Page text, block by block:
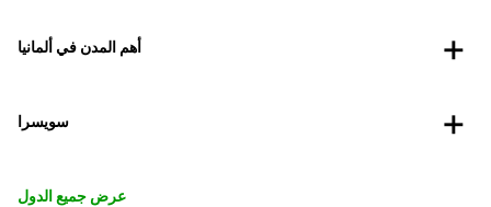
أهم المدن في ألمانيا
سويسرا
عرض جميع الدول